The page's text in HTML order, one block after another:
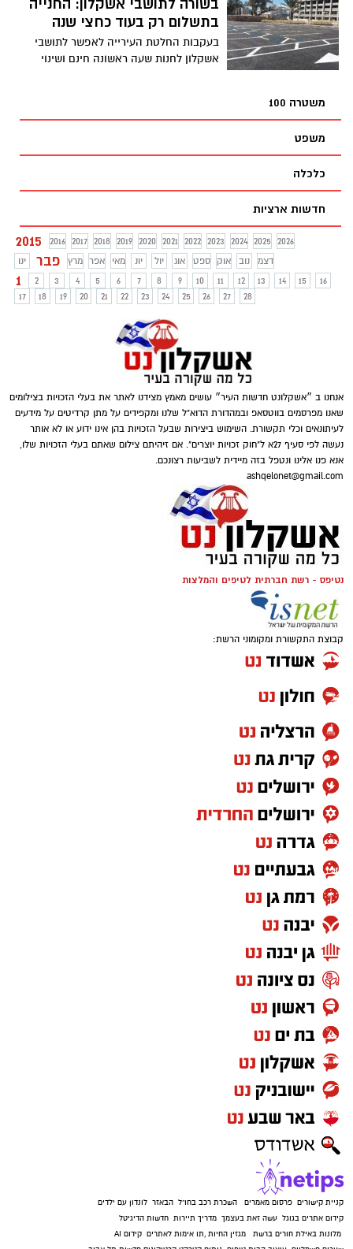
בשורה לתושבי אשקלון: החנייה
בתשלום רק בעוד כחצי שנה
בעקבות החלטת העירייה לאפשר לתושבי
אשקלון לחנות שעה ראשונה חינם ושינוי
עד אישורו
משטרה 100
משפט
כלכלה
חדשות ארציות
2015 2016 2017 2018 2019 2020 2021 2022 2023 2024 2025
2026
ינו
פבר מרץ אפר מאי יונ יול אוג ספט אוק נוב דצמ
1 2 3 4 5 6 7 8 9 10 11 12 13 14 15
16
17
18 19 20 21 22 23 24 25 26 27 28
אנחנו ב ״אשקלונט חדשות העיר״ עושים מאמץ מצידנו לאתר את בעלי הזכויות בצילומים
שאנו מפרסמים בווטסאפ ובמהדורת הדוא"ל שלנו ומקפידים על מתן קרדיטים על מידעים
לעיתונאים וכלי תקשורת. השימוש ביצירות שבעל הזכויות בהן אינו ידוע או לא אותר
נעשה לפי סעיף 27א ל"חוק זכויות יוצרים". אם זיהיתם צילום שאתם בעלי הזכויות שלו,
אנא פנו אלינו ונטפל בזה מיידית לשביעות רצונכם.
ashqelonet@gmail.com
נטיפס - רשת חברתית לטיפים והמלצות
קבוצת התקשורת ומקומוני הרשת:
קניית קישורים פרסום מאמרים השכרת רכב בחו"ל הבאזר לונדון עם ילדים
קידום אתרים בגוגל עשה זאת בעצמך מדריך תיירות חדשות הדיגיטל
מלונות באילת חורים ברשת מגזין החיות ,תו אימות לאתרים קידום AI